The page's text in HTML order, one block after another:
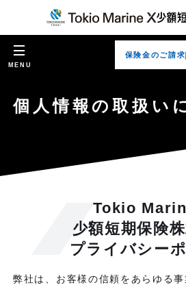
MENU
保険金のご請求
個人情報の取扱い
Tokio
少額短期保険
プライバシー
弊社は、お客様の信頼をあらゆる事